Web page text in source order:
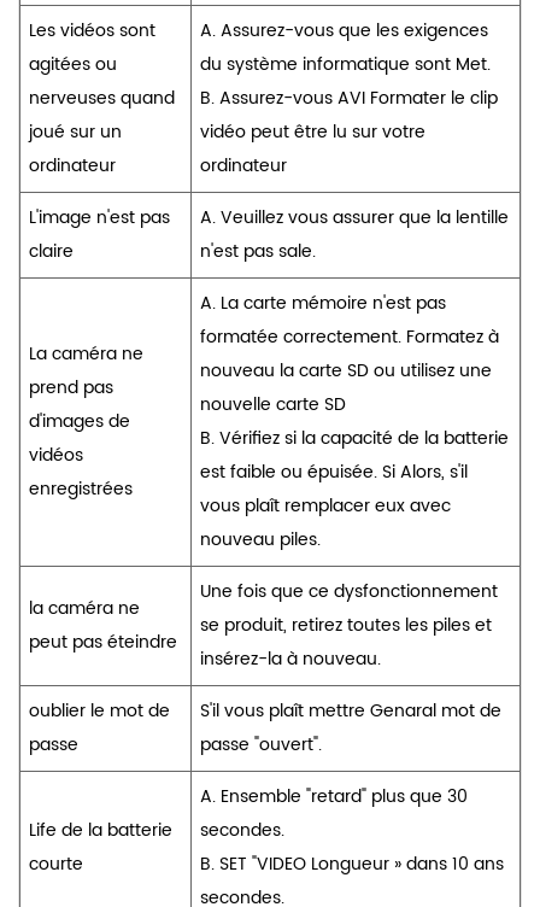
Les vidéos sont
agitées ou
nerveuses quand
joué sur un
ordinateur
A. Assurez-vous que les exigences
du système informatique sont Met.
B. Assurez-vous AVI Formater le clip
vidéo peut être lu sur votre
ordinateur
L'image n'est pas
claire
A. Veuillez vous assurer que la lentille
n'est pas sale.
La caméra ne
prend pas
d'images de
vidéos
enregistrées
A. La carte mémoire n'est pas
formatée correctement. Formatez à
nouveau la carte SD ou utilisez une
nouvelle carte SD
B. Vérifiez si la capacité de la batterie
est faible ou épuisée. Si Alors, s'il
vous plaît remplacer eux avec
nouveau piles.
la caméra ne
peut pas éteindre
Une fois que ce dysfonctionnement
se produit, retirez toutes les piles et
insérez-la à nouveau.
oublier le mot de
passe
S'il vous plaît mettre Genaral mot de
passe "ouvert".
Life de la batterie
courte
A. Ensemble "retard" plus que 30
secondes.
B. SET "VIDEO Longueur » dans 10 ans
secondes.